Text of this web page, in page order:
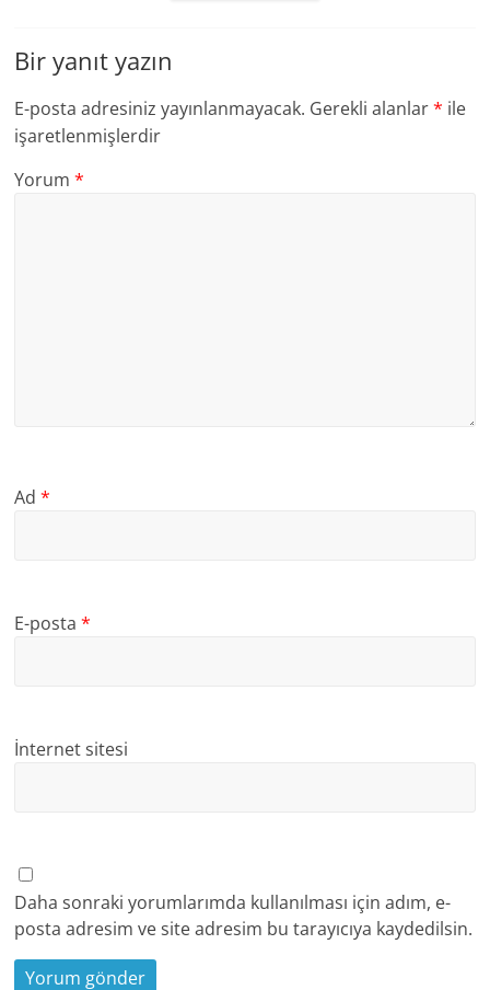
Bir yanıt yazın
E-posta adresiniz yayınlanmayacak. Gerekli alanlar* ile
işaretlenmişlerdir
Yorum*
Ad*
E-posta*
İnternet sitesi
Daha sonraki yorumlarımda kullanılması için adım, e-
posta adresim ve site adresim bu tarayıcıya kaydedilsin.